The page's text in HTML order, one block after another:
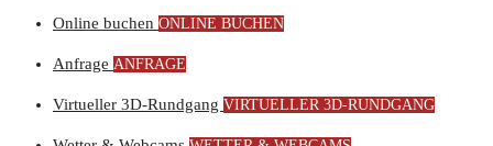
Online buchen ONLINE BUCHEN
Anfrage ANFRAGE
Virtueller 3D-Rundgang VIRTUELLER 3D-RUNDGANG